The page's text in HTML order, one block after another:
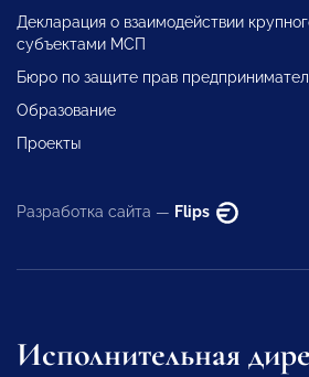
Декларация о взаимодействии
субъектами МСП
Бюро по защите прав
Образование
Проекты
Разработка сайта — Flips
Исполнительная